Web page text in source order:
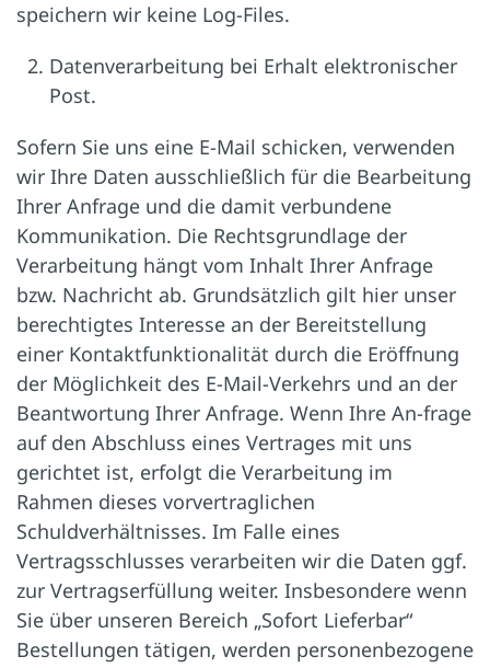
speichern wir keine Log-Files.
Datenverarbeitung bei Erhalt elektronischer
Post.
Sofern Sie uns eine E-Mail schicken, verwenden
wir Ihre Daten ausschließlich für die Bearbeitung
Ihrer Anfrage und die damit verbundene
Kommunikation. Die Rechtsgrundlage der
Verarbeitung hängt vom Inhalt Ihrer Anfrage
bzw. Nachricht ab. Grundsätzlich gilt hier unser
berechtigtes Interesse an der Bereitstellung
einer Kontaktfunktionalität durch die Eröffnung
der Möglichkeit des E-Mail-Verkehrs und an der
Beantwortung Ihrer Anfrage. Wenn Ihre An-frage
auf den Abschluss eines Vertrages mit uns
gerichtet ist, erfolgt die Verarbeitung im
Rahmen dieses vorvertraglichen
Schuldverhältnisses. Im Falle eines
Vertragsschlusses verarbeiten wir die Daten ggf.
zur Vertragserfüllung weiter. Insbesondere wenn
Sie über unseren Bereich „Sofort Lieferbar“
Bestellungen tätigen, werden personenbezogene